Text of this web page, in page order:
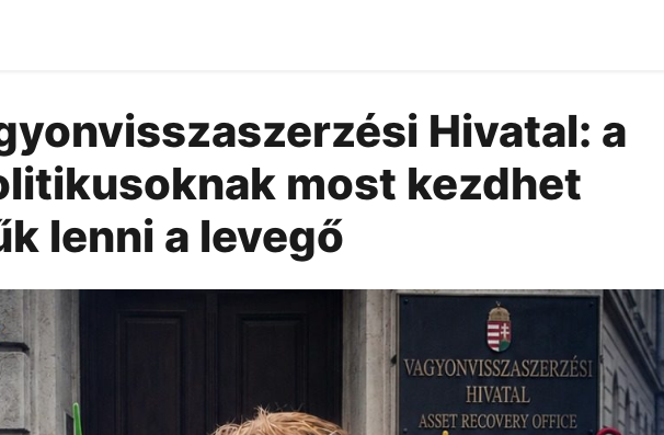
Hivatal: a
most kezdhet
lenni a levegő